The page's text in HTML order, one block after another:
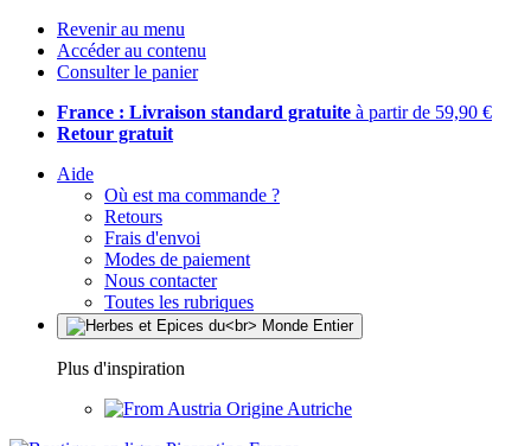
Revenir au menu
Accéder au contenu
Consulter le panier
France : Livraison standard gratuite à partir de 59,90 €
Retour gratuit
Aide
Où est ma commande ?
Retours
Frais d'envoi
Modes de paiement
Nous contacter
Toutes les rubriques
Plus d'inspiration
Origine Autriche